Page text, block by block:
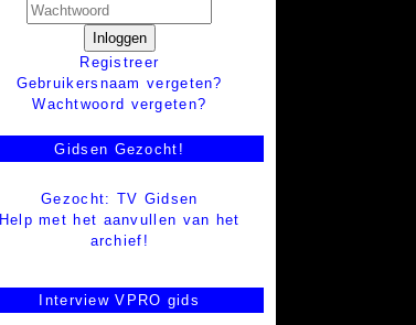
Inloggen
Registreer
Gebruikersnaam vergeten?
Wachtwoord vergeten?
Gidsen Gezocht!
Gezocht: TV Gidsen
Help met het aanvullen van het
archief!
Interview VPRO gids